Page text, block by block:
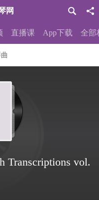
网
直播课 App下载 全部
Transcriptions vol.